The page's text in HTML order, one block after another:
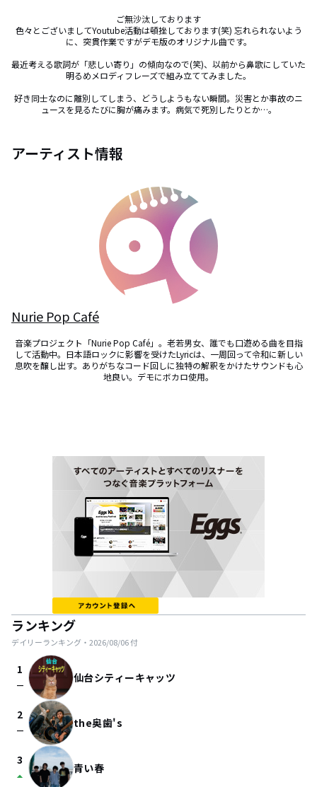
ご無沙汰しております
色々とございましてYoutube活動は頓挫しております(笑) 忘れられないよう
に、突貫作業ですがデモ版のオリジナル曲です。
最近考える歌詞が「悲しい寄り」の傾向なので(笑)、以前から鼻歌にしていた
明るめメロディフレーズで組み立ててみました。
好き同士なのに離別してしまう、どうしようもない瞬間。災害とか事故のニ
ュースを見るたびに胸が痛みます。病気で死別したりとか…。
アーティスト情報
Nurie Pop Café
音楽プロジェクト「Nurie Pop Café」。老若男女、誰でも口遊める曲を目指
して活動中。日本語ロックに影響を受けたLyricは、一周回って令和に新しい
息吹を醸し出す。ありがちなコード回しに独特の解釈をかけたサウンドも心
地良い。デモにボカロ使用。
ランキング
デイリーランキング・ 2026/08/06付
1
check_indeterminate_small 仙台シティーキャッツ
2
check_indeterminate_small the奥歯's
3
arrow_drop_up 青い春